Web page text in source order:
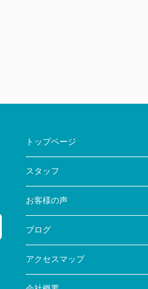
トップページ
スタッフ
お客様の声
ブログ
アクセスマップ